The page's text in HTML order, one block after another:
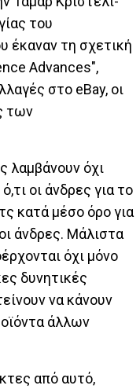
του
έκαναν τη σχετική
Advances",
στο eBay, οι
των
λαμβάνουν όχι
οι άνδρες για το
κατά μέσο όρο για
άνδρες. Μάλιστα
όχι μόνο
δυνητικές
να κάνουν
άλλων
από αυτό,